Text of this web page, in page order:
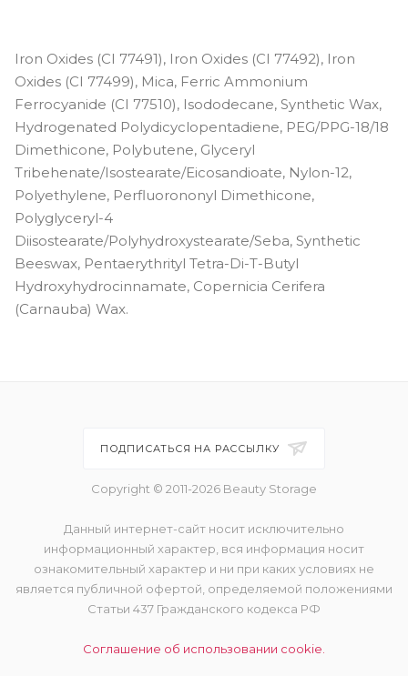
Iron Oxides (CI 77491), Iron Oxides (CI 77492), Iron
Oxides (CI 77499), Mica, Ferric Ammonium
Ferrocyanide (CI 77510), Isododecane, Synthetic Wax,
Hydrogenated Polydicyclopentadiene, PEG/PPG-18/18
Dimethicone, Polybutene, Glyceryl
Tribehenate/Isostearate/Eicosandioate, Nylon-12,
Polyethylene, Perfluorononyl Dimethicone,
Polyglyceryl-4
Diisostearate/Polyhydroxystearate/Seba, Synthetic
Beeswax, Pentaerythrityl Tetra-Di-T-Butyl
Hydroxyhydrocinnamate, Copernicia Cerifera
(Carnauba) Wax.
ПОДПИСАТЬСЯ НА РАССЫЛКУ
Copyright © 2011-2026 Beauty Storage
Данный интернет-сайт носит исключительно
информационный характер, вся информация носит
ознакомительный характер и ни при каких условиях не
является публичной офертой, определяемой положениями
Статьи 437 Гражданского кодекса РФ
Соглашение об использовании cookie.